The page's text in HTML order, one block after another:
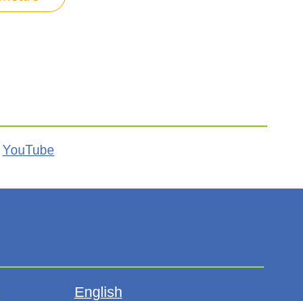
YouTube
English